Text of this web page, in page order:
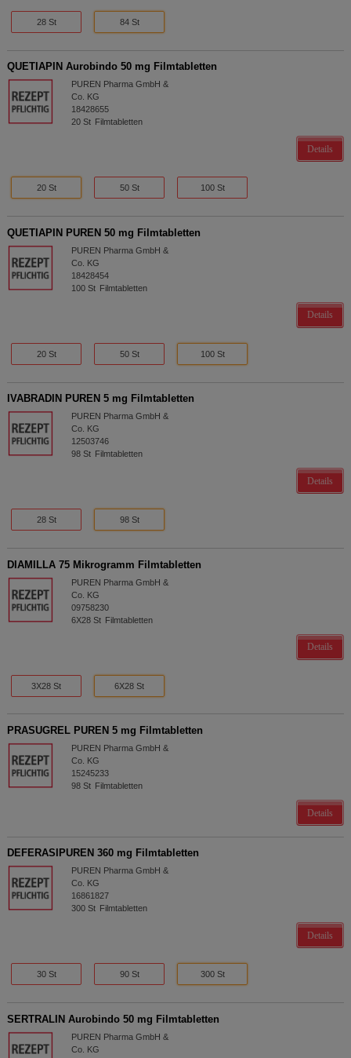
28 St 84 St
QUETIAPIN Aurobindo 50 mg Filmtabletten
PUREN Pharma GmbH &
Co. KG
18428655
20 St Filmtabletten
Details
20 St 50 St 100 St
QUETIAPIN PUREN 50 mg Filmtabletten
PUREN Pharma GmbH &
Co. KG
18428454
100 St Filmtabletten
Details
20 St 50 St 100 St
IVABRADIN PUREN 5 mg Filmtabletten
PUREN Pharma GmbH &
Co. KG
12503746
98 St Filmtabletten
Details
28 St 98 St
DIAMILLA 75 Mikrogramm Filmtabletten
PUREN Pharma GmbH &
Co. KG
09758230
6X28 St Filmtabletten
Details
3X28 St 6X28 St
PRASUGREL PUREN 5 mg Filmtabletten
PUREN Pharma GmbH &
Co. KG
15245233
98 St Filmtabletten
Details
DEFERASIPUREN 360 mg Filmtabletten
PUREN Pharma GmbH &
Co. KG
16861827
300 St Filmtabletten
Details
30 St 90 St 300 St
SERTRALIN Aurobindo 50 mg Filmtabletten
PUREN Pharma GmbH &
Co. KG